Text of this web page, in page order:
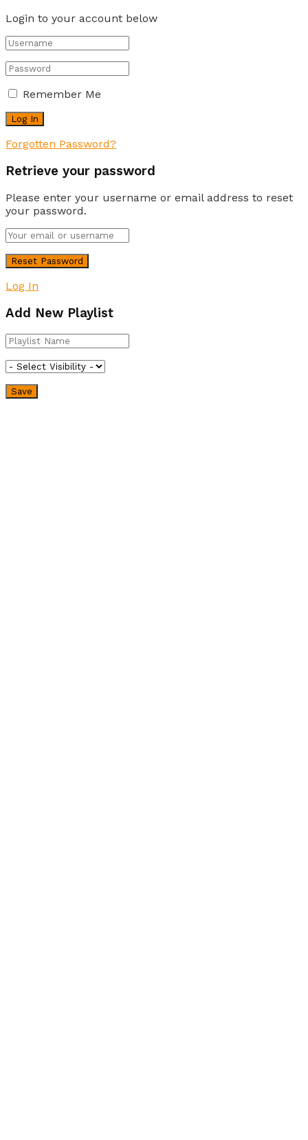
Login to your account below
Remember Me
Forgotten Password?
Retrieve your password
Please enter your username or email address to reset
your password.
Log In
Add New Playlist